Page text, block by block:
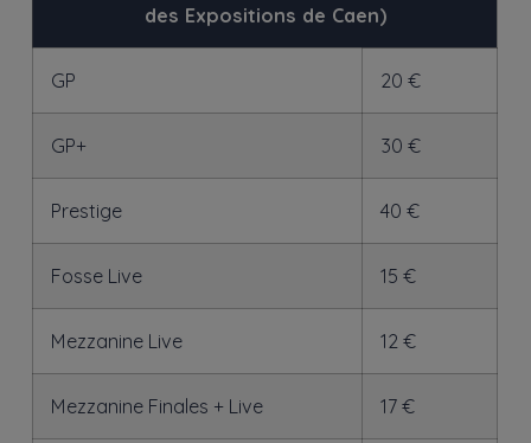
des Expositions de Caen)
GP 20 €
GP+ 30 €
Prestige 40 €
Fosse Live 15 €
Mezzanine Live 12 €
Mezzanine Finales + Live 17 €